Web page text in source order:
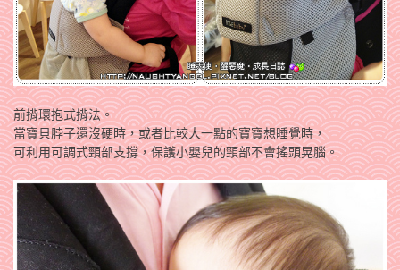
前揹環抱式揹法。
當寶貝脖子還沒硬時，或者比較大一點的寶寶想睡覺時，
可利用可調式頸部支撐，保護小嬰兒的頸部不會搖頭晃腦。